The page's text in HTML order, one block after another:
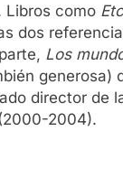
Libros como
dos
Los
generosa)
director de
2004).